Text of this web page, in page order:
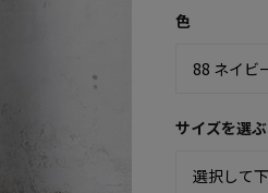
色
サイズを選ぶ